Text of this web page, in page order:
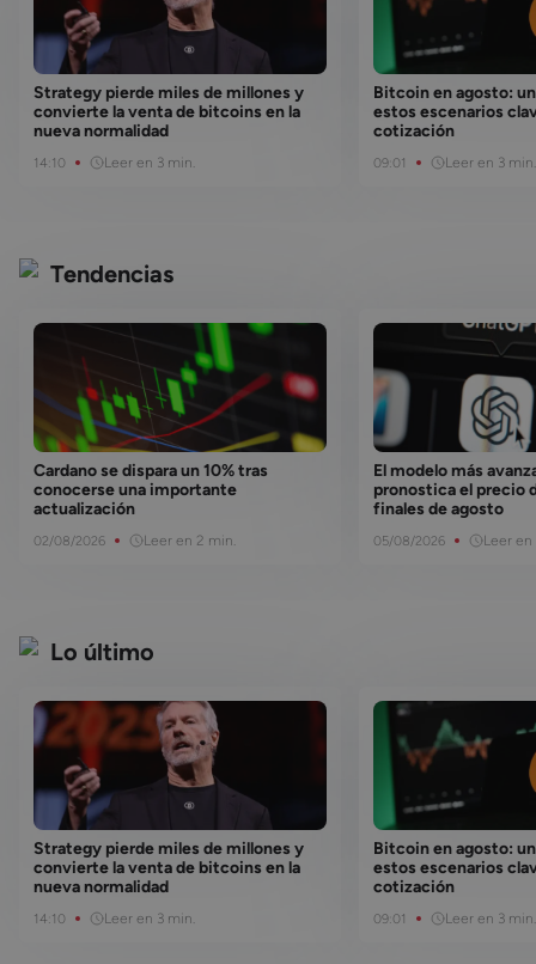
Strategy pierde miles de millones y
convierte la venta de bitcoins en la
nueva normalidad
14:10 Leer en 3 min.
Bitcoin en agosto:
estos escenarios
cotización
09:01 Leer en 3 min.
Tendencias
Cardano se dispara un 10% tras
conocerse una importante
actualización
02/08/2026 Leer en 2 min.
El modelo más
pronostica el precio
finales de agosto
05/08/2026 Leer en
Lo último
Strategy pierde miles de millones y
convierte la venta de bitcoins en la
nueva normalidad
14:10 Leer en 3 min.
Bitcoin en agosto:
estos escenarios
cotización
09:01 Leer en 3 min.